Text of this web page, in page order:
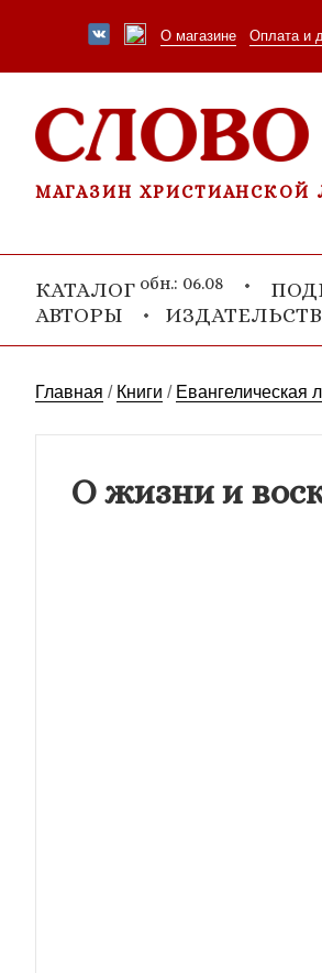
О магазине Оплата и
МАГАЗИН ХРИСТИАНСКОЙ
КАТАЛОГ обн.: 06.08
АВТОРЫ
Главная / Книги / Евангелическая
О жизни и